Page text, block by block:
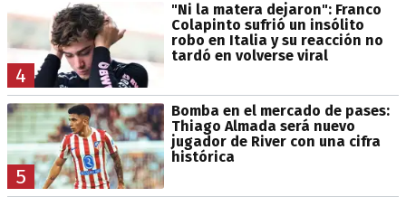
4
"Ni la matera dejaron": Franco
Colapinto sufrió un insólito
robo en Italia y su reacción no
tardó en volverse viral
5
Bomba en el mercado de pases:
Thiago Almada será nuevo
jugador de River con una cifra
histórica